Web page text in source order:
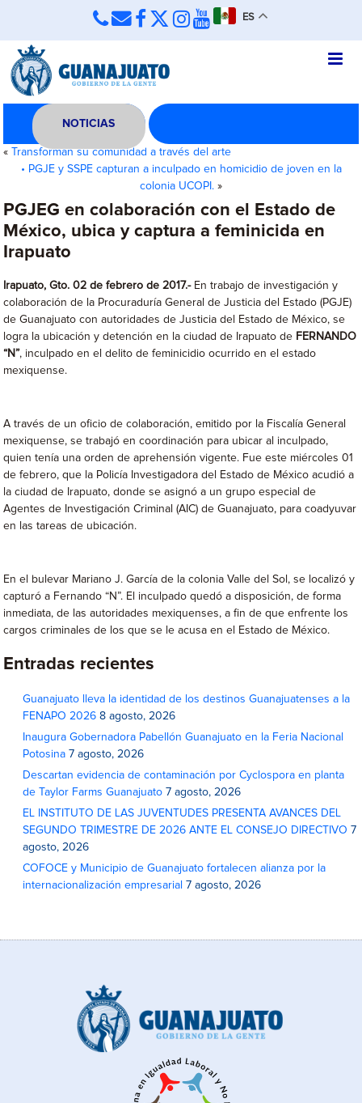
ES
NOTICIAS
«
Transforman su comunidad a través del arte
• PGJE y SSPE capturan a inculpado en homicidio de joven en la
colonia UCOPI. »
PGJEG en colaboración con el Estado de
México, ubica y captura a feminicida en
Irapuato
Irapuato, Gto. 02 de febrero de 2017.-En trabajo de investigación y
colaboración de la Procuraduría General de Justicia del Estado (PGJE)
de Guanajuato con autoridades de Justicia del Estado de México, se
logra la ubicación y detención en la ciudad de Irapuato de FERNANDO
“N”, inculpado en el delito de feminicidio ocurrido en el estado
mexiquense.
A través de un oficio de colaboración, emitido por la Fiscalía General
mexiquense, se trabajó en coordinación para ubicar al inculpado,
quien tenía una orden de aprehensión vigente. Fue este miércoles 01
de febrero, que la Policía Investigadora del Estado de México acudió a
la ciudad de Irapuato, donde se asignó a un grupo especial de
Agentes de Investigación Criminal (AIC) de Guanajuato, para coadyuvar
en las tareas de ubicación.
En el bulevar Mariano J. García de la colonia Valle del Sol, se localizó y
capturó a Fernando “N”. El inculpado quedó a disposición, de forma
inmediata, de las autoridades mexiquenses, a fin de que enfrente los
cargos criminales de los que se le acusa en el Estado de México.
Entradas recientes
Guanajuato lleva la identidad de los destinos Guanajuatenses a la
FENAPO 2026 8 agosto, 2026
Inaugura Gobernadora Pabellón Guanajuato en la Feria Nacional
Potosina 7 agosto, 2026
Descartan evidencia de contaminación por Cyclospora en planta
de Taylor Farms Guanajuato 7 agosto, 2026
EL INSTITUTO DE LAS JUVENTUDES PRESENTA AVANCES DEL
SEGUNDO TRIMESTRE DE 2026 ANTE EL CONSEJO DIRECTIVO 7
agosto, 2026
COFOCE y Municipio de Guanajuato fortalecen alianza por la
internacionalización empresarial 7 agosto, 2026